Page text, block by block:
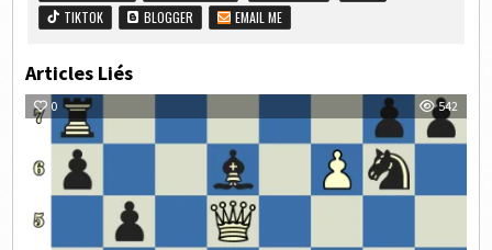
TIKTOK
BLOGGER EMAIL ME
Articles Liés
0 542